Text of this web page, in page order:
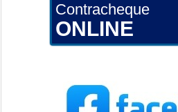
Contracheque
ONLINE